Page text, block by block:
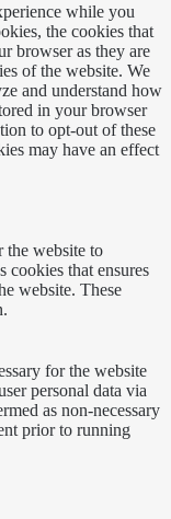
while you
the cookies that
browser as they are
of the website. We
and understand how
in your browser
to opt-out of these
may have an effect
the website to
that ensures
website. These
for the website
personal data via
as non-necessary
prior to running